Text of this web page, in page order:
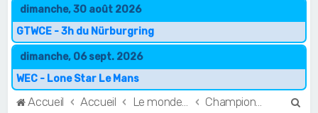
dimanche, 30 août 2026
GTWCE - 3h du Nürburgring
dimanche, 06 sept. 2026
WEC - Lone Star Le Mans
Accueil Accueil